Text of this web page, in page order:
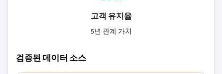
고객 유지율
5년 관계 가치
검증된 데이터 소스